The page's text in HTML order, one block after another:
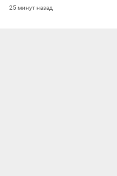
25 минут назад